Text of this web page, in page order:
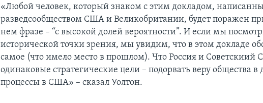
«Любой человек, который знаком с этим докладом,
разведсообществом США и Великобритании, будет поражен
нем фразе – “с высокой долей вероятности”. И если мы
исторической точки зрения, мы увидим, что в этом докладе
самое (что имело место в прошлом). Что Россия и Советскиий
одинаковые стратегические цели – подорвать веру общества
процессы в США» – сказал Уолтон.